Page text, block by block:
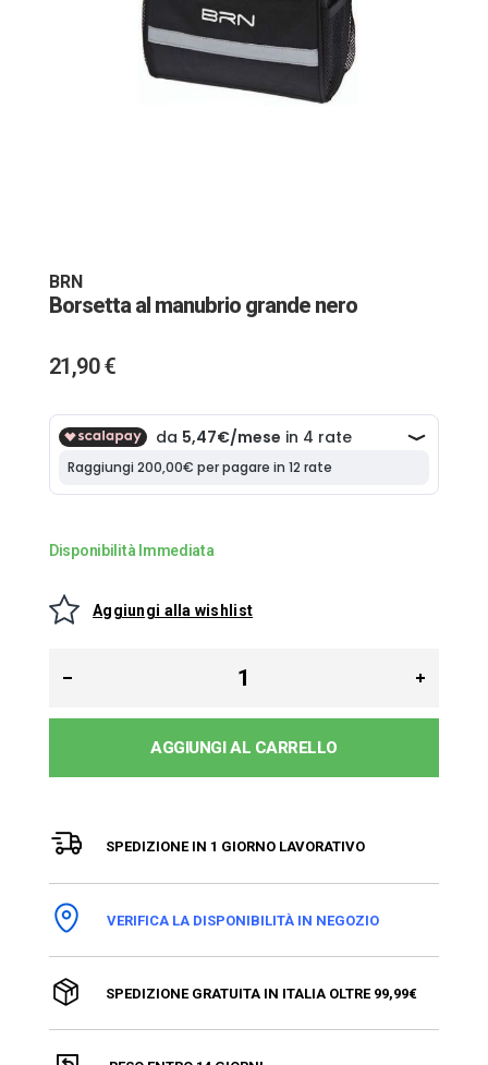
BRN
Borsetta al manubrio grande nero
21,90 €
Disponibilità Immediata
Aggiungi alla wishlist
AGGIUNGI AL CARRELLO
SPEDIZIONE IN 1 GIORNO LAVORATIVO
VERIFICA LA DISPONIBILITÀ IN NEGOZIO
SPEDIZIONE GRATUITA IN ITALIA OLTRE 99,99€
galleria
di